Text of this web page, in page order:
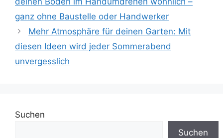
ganz ohne Baustelle oder Handwerker
Mehr Atmosphäre für deinen Garten: Mit
diesen Ideen wird jeder Sommerabend
unvergesslich
Suchen
Suchen